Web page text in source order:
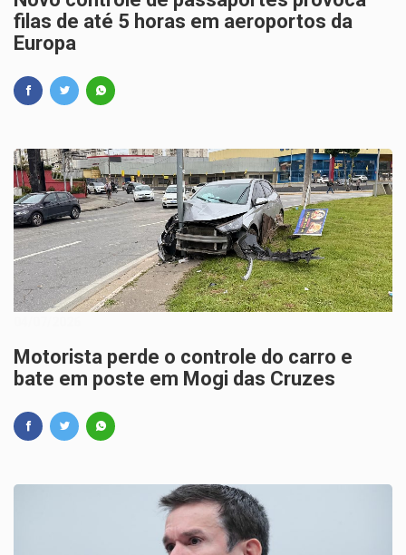
filas de até 5 horas em aeroportos da
Europa
Motorista perde o controle do carro e
bate em poste em Mogi das Cruzes